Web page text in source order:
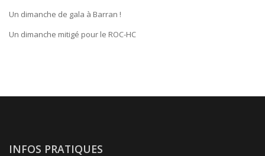
Un dimanche de gala à Barran !
Un dimanche mitigé pour le ROC-HC
INFOS PRATIQUES